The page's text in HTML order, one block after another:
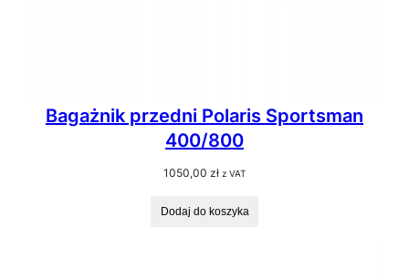
Bagażnik przedni Polaris Sportsman
400/800
1050,00 zł z VAT
Dodaj do koszyka